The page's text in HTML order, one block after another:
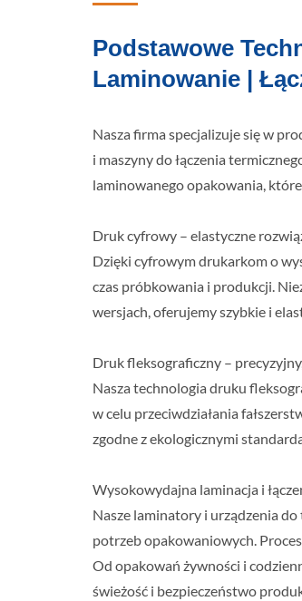
Podstawowe
Laminowanie |
Nasza firma specjalizuje się w
i maszyny do łączenia
laminowanego opakowania,
Druk cyfrowy – elastyczne
Dzięki cyfrowym drukarkom o
czas próbkowania i produkcji.
wersjach, oferujemy szybkie i
Druk fleksograficzny –
Nasza technologia druku
w celu przeciwdziałania
zgodne z ekologicznymi
Wysokowydajna laminacja i
Nasze laminatory i urządzenia
potrzeb opakowaniowych.
Od opakowań żywności i
świeżość i bezpieczeństwo